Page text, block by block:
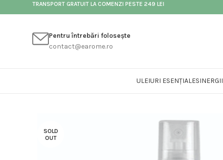
TRANSPORT GRATUIT LA COMENZI PESTE 249 LEI
Pentru întrebări folosește
contact@earome.ro
ULEIURI ESENȚIALESINERGII
SOLD
OUT